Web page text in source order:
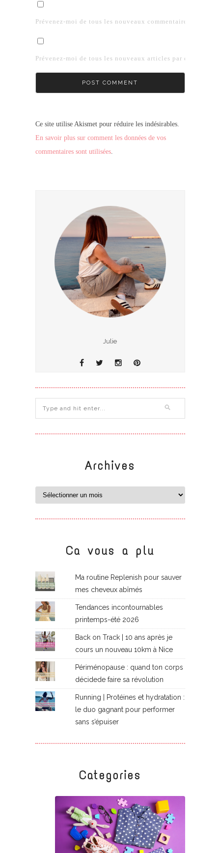
Prévenez-moi de tous les nouveaux commentaires par e-
Prévenez-moi de tous les nouveaux articles par e-mail.
Ce site utilise Akismet pour réduire les indésirables.
En savoir plus sur comment les données de vos
commentaires sont utilisées.
Julie
Archives
Ca vous a plu
Ma routine Replenish pour sauver
mes cheveux abîmés
Tendances incontournables
printemps-été 2026
Back on Track | 10 ans après je
cours un nouveau 10km à Nice
Périménopause : quand ton corps
décidede faire sa révolution
Running | Protéines et hydratation :
le duo gagnant pour performer
sans s’épuiser
Categories